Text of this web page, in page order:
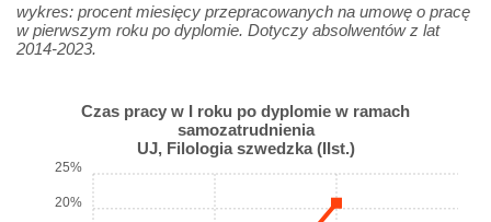
wykres: procent miesięcy przepracowanych na umowę o pracę
w pierwszym roku po dyplomie. Dotyczy absolwentów z lat
2014-2023.
Czas pracy w I roku po dyplomie w ramach
samozatrudnienia
UJ, Filologia szwedzka (IIst.)
20%
25%